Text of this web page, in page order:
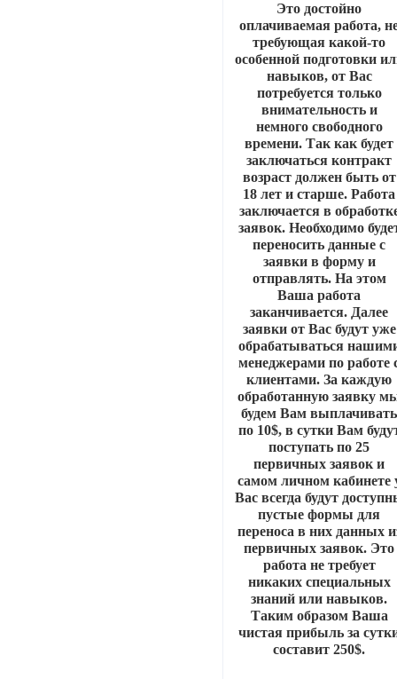
Это достойно
оплачиваемая работа,
требующая какой-то
особенной подготовки
навыков, от Вас
потребуется только
внимательность и
немного свободного
времени. Так как будет
заключаться контракт
возраст должен быть от
18 лет и старше. Работа
заключается в
заявок. Необходимо
переносить данные с
заявки в форму и
отправлять. На этом
Ваша работа
заканчивается. Далее
заявки от Вас будут уже
обрабатываться
менеджерами по работе
клиентами. За каждую
обработанную заявку
будем Вам выплачивать
по 10$, в сутки Вам
поступать по 25
первичных заявок и
самом личном кабинете
Вас всегда будут
пустые формы для
переноса в них данных
первичных заявок. Это
работа не требует
никаких специальных
знаний или навыков.
Таким образом Ваша
чистая прибыль за
составит 250$.